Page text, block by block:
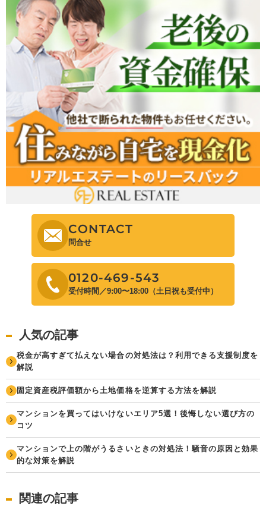
CONTACT
問合せ
0120-469-543
受付時間／9:00〜18:00（土日祝も受付中）
人気の記事
税金が高すぎて払えない場合の対処法は？利用できる支援制度を
解説
固定資産税評価額から土地価格を逆算する方法を解説
マンションを買ってはいけないエリア5選！後悔しない選び方の
コツ
マンションで上の階がうるさいときの対処法！騒音の原因と効果
的な対策を解説
関連の記事